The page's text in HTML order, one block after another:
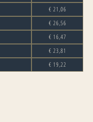
€ 21,06
€ 26,56
€ 16,47
€ 23,81
€ 19,22